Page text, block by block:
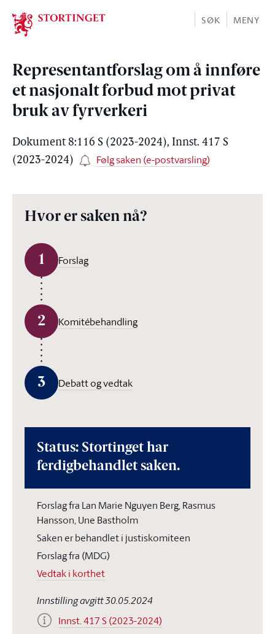
Stortinget.no
SØK MENY
Representantforslag om å innføre
et nasjonalt forbud mot privat
bruk av fyrverkeri
Dokument 8:116 S (2023-2024), Innst. 417 S
(2023-2024)
Følg saken (e-postvarsling)
Hvor er saken nå?
1 Forslag
2 Komitébehandling
3 Debatt og vedtak
Status: Stortinget har
ferdigbehandlet saken.
Forslag fra Lan Marie Nguyen Berg, Rasmus
Hansson, Une Bastholm
Saken er behandlet i justiskomiteen
Forslag fra (MDG)
Vedtak i korthet
Innstilling avgitt 30.05.2024
Innst. 417 S (2023-2024)